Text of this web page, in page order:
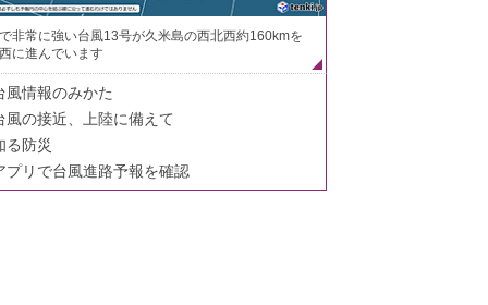
非常に強い台風13号が久米島の西北西約160kmを
に進んでいます
風情報のみかた
風の接近、上陸に備えて
る防災
プリで台風進路予報を確認